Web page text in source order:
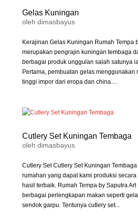
Gelas Kuningan
oleh dimasbayus
Kerajinan Gelas Kuningan Rumah Tempa
merupakan pengrajin kuningan tembaga
berbagai produk unggulan salah satunya
Pertama, pembuatan gelas menggunakan
tinggi impor dari eropa dan china....
Cutlery Set Kuningan Tembaga
oleh dimasbayus
Cutlery Set Cutlery Set Kuningan
rumahan yang dapat kami produksi
hasil terbaik. Rumah Tempa by Saputra
berbagai perlengkapan makan seperti
sendok garpu. Tentunya cutlery set...